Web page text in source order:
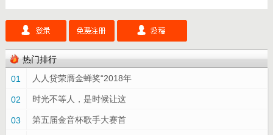
热门排行
01
人人贷荣膺金蝉奖“2018年
02 时光不等人，是时候让这
03 第五届金音杯歌手大赛首